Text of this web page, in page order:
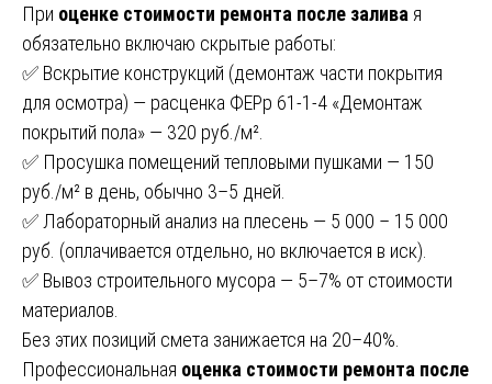
При оценке стоимости ремонта после залива я
обязательно включаю скрытые работы:
✅ Вскрытие конструкций (демонтаж части покрытия
для осмотра) — расценка ФЕРр 61-1-4 «Демонтаж
покрытий пола» — 320 руб./м².
✅ Просушка помещений тепловыми пушками — 150
руб./м² в день, обычно 3–5 дней.
✅ Лабораторный анализ на плесень — 5 000 – 15 000
руб. (оплачивается отдельно, но включается в иск).
✅ Вывоз строительного мусора — 5–7% от стоимости
материалов.
Без этих позиций смета занижается на 20–40%.
Профессиональная оценка стоимости ремонта после